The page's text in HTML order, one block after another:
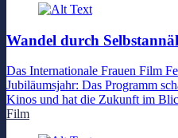
Wandel durch
Das Internationale Frauen Film
Jubiläumsjahr: Das Programm
Kinos und hat die Zukunft im
Film